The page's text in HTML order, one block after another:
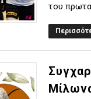
ΕΛΛΗΝΙΚΟ ΜΠΑΣΚΕΤ
τελικό κυπέλλου
για τον
καρύδι η
του